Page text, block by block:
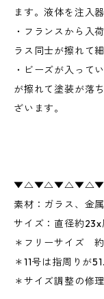
ます。液体を注入
・フランスから入
ラス同士が擦れて
・ビーズが入って
が擦れて塗装が落
ざいます。
素材：ガラス、金属
サイズ：直径約23x
＊フリーサイズ 約
＊11号は指周りが
＊サイズ調整の修